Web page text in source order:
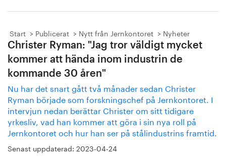
Start Publicerat Nytt från Jernkontoret Nyheter
Christer Ryman: "Jag tror väldigt mycket
kommer att hända inom industrin de
kommande 30 åren"
Nu har det snart gått två månader sedan Christer
Ryman började som forskningschef på Jernkontoret. I
intervjun nedan berättar Christer om sitt tidigare
yrkesliv, vad han kommer att göra i sin nya roll på
Jernkontoret och hur han ser på stålindustrins framtid.
Senast uppdaterad: 2023-04-24